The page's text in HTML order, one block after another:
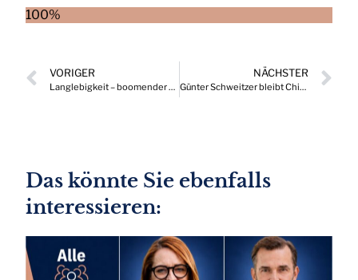
100%
VORIGER
Langlebigkeit – boomender Markt in der Gesundheitsversorgung
NÄCHSTER
Günter Schweitzer bleibt Chief Operations Officer bei Schmitz Cargobull
Das könnte Sie ebenfalls
interessieren: